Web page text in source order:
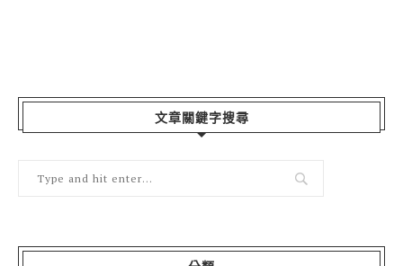
文章關鍵字搜尋